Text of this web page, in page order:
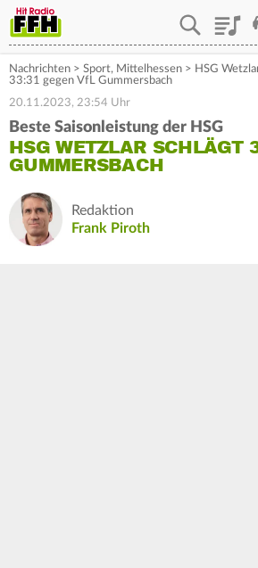
Nachrichten > Sport, Mittelhessen > HSG
33:31 gegen VfL Gummersbach
20.11.2023, 23:54 Uhr
Beste Saisonleistung der HSG
HSG WETZLAR SCHLÄGT
GUMMERSBACH
Redaktion
Frank Piroth